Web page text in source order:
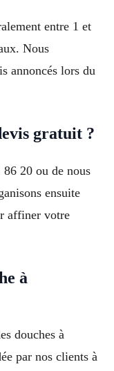
entre 1 et
Nous
annoncés lors du
gratuit ?
20 ou de nous
ensuite
affiner votre
à
douches à
par nos clients à